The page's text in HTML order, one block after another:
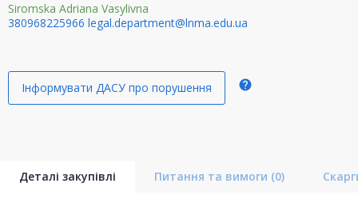
Siromska Adriana Vasylivna
380968225966 legal.department@lnma.edu.ua
Інформувати ДАСУ про порушення help
Деталі закупівлі Питання та вимоги (0)